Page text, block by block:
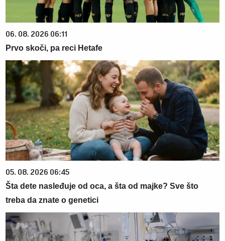
06. 08. 2026 06:11
Prvo skoči, pa reci Hetafe
05. 08. 2026 06:45
Šta dete nasleđuje od oca, a šta od majke? Sve što
treba da znate o genetici